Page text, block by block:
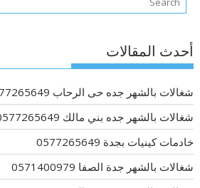
أحدث المقالات
شغالات بالشهر جده حى الرحاب 0577265649
شغالات بالشهر جده بني مالك 0577265649
خادمات كينيات بجدة 0577265649
شغالات بالشهر جدة الصفا 0571400979